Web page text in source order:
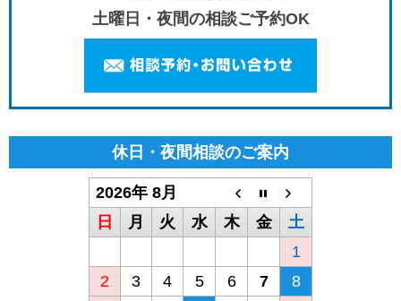
土曜日・夜間の相談ご予約OK
休日・夜間相談のご案内
2026年 8月
日
月 火 水 木 金
土
1
2
3 4 5 6 7
8